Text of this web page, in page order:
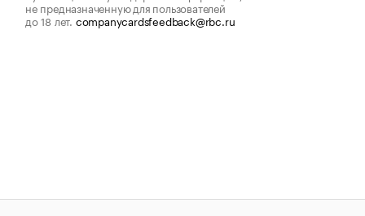
не предназначенную для пользователей
до 18 лет. companycardsfeedback@rbc.ru